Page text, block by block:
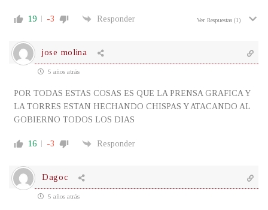
19 -3 Responder Ver Respuestas (1)
jose molina
5 años atrás
POR TODAS ESTAS COSAS ES QUE LA PRENSA GRAFICA Y
LA TORRES ESTAN HECHANDO CHISPAS Y ATACANDO AL
GOBIERNO TODOS LOS DIAS
16 -3 Responder
Dagoc
5 años atrás